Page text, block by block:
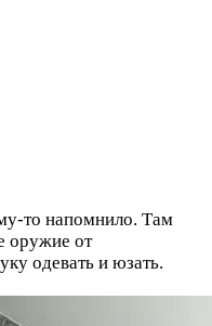
то напомнило. Там
оружие от
одевать и юзать.